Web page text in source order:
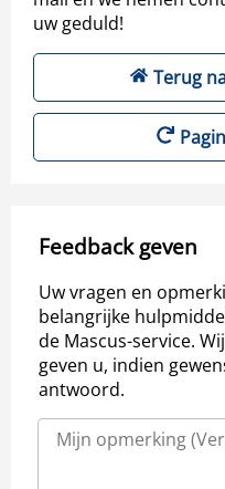
uw geduld!
Terug
Feedback geven
Uw vragen en
belangrijke
de Mascus-service.
geven u, indien
antwoord.